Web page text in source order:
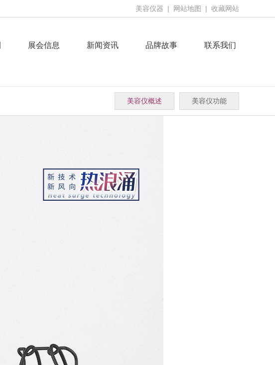
美容仪器 | 网站地图 | 收藏网站
展会信息 新闻资讯 品牌故事 联系我们
美容仪概述 美容仪功能